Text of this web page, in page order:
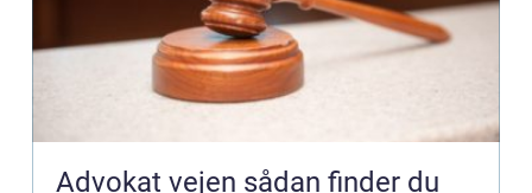
Advokat vejen sådan finder du